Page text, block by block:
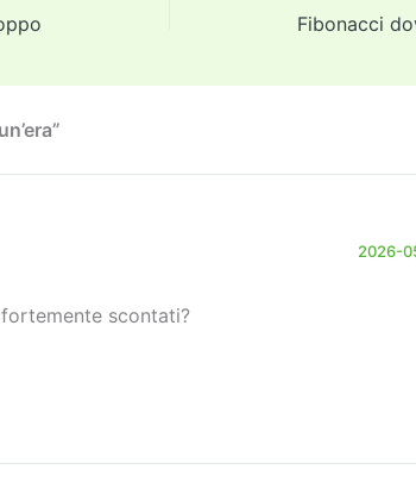
d
n
k
Fibonacci
2026-
scontati?